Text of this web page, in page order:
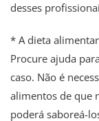
desses
* A dieta
Procure ajuda
caso. Não é
alimentos de que
poderá saboreá-